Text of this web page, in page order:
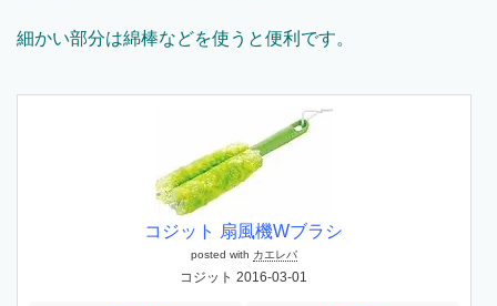
細かい部分は綿棒などを使うと便利です。
コジット 扇風機Wブラシ
posted with カエレバ
コジット 2016-03-01